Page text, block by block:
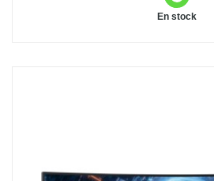
En stock